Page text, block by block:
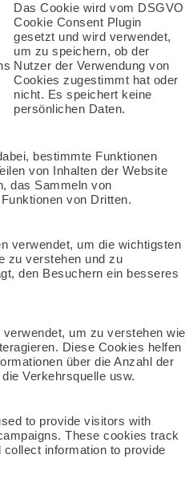
Das Cookie wird vom DSGVO
Cookie Consent Plugin
gesetzt und wird verwendet,
um zu speichern, ob der
Nutzer der Verwendung von
Cookies zugestimmt hat oder
nicht. Es speichert keine
persönlichen Daten.
bestimmte Funktionen
von Inhalten der Website
das Sammeln von
von Dritten.
verwendet, um die wichtigsten
zu verstehen und zu
den Besuchern ein besseres
um zu verstehen wie
Diese Cookies helfen
über die Anzahl der
Verkehrsquelle usw.
to provide visitors with
These cookies track
information to provide